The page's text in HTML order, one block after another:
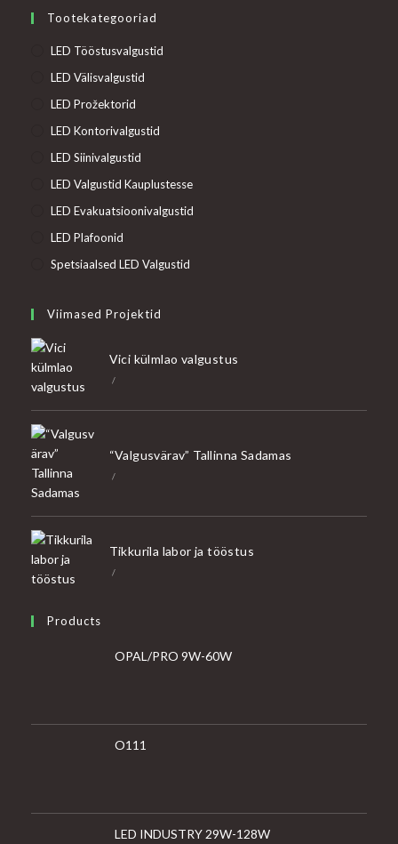
Tootekategooriad
LED Tööstusvalgustid
LED Välisvalgustid
LED Prožektorid
LED Kontorivalgustid
LED Siinivalgustid
LED Valgustid Kauplustesse
LED Evakuatsioonivalgustid
LED Plafoonid
Spetsiaalsed LED Valgustid
Viimased Projektid
Vici külmlao valgustus
/
“Valgusvärav” Tallinna Sadamas
/
Tikkurila labor ja tööstus
/
Products
OPAL/PRO 9W-60W
O111
LED INDUSTRY 29W-128W